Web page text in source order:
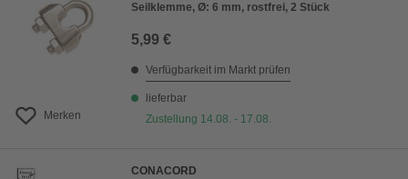
Merken
Seilklemme, Ø: 6 mm, rostfrei, 2 Stück
5,99 €
Verfügbarkeit im Markt prüfen
lieferbar
Zustellung 14.08. - 17.08.
CONACORD